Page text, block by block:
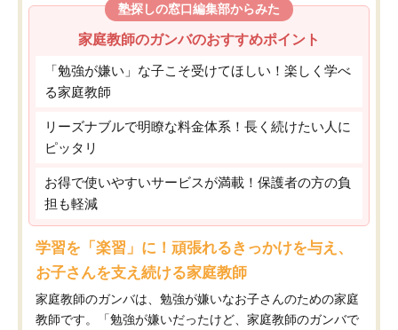
塾探しの窓口編集部からみた
家庭教師のガンバのおすすめポイント
「勉強が嫌い」な子こそ受けてほしい！楽しく学べ
る家庭教師
リーズナブルで明瞭な料金体系！長く続けたい人に
ピッタリ
お得で使いやすいサービスが満載！保護者の方の負
担も軽減
学習を「楽習」に！頑張れるきっかけを与え、
お子さんを支え続ける家庭教師
家庭教師のガンバは、勉強が嫌いなお子さんのための家庭
教師です。「勉強が嫌いだったけど、家庭教師のガンバで